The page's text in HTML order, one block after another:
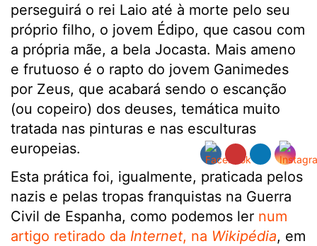
perseguirá o rei Laio até à morte pelo seu
próprio filho, o jovem Édipo, que casou com
a própria mãe, a bela Jocasta. Mais ameno
e frutuoso é o rapto do jovem Ganimedes
por Zeus, que acabará sendo o escanção
(ou copeiro) dos deuses, temática muito
tratada nas pinturas e nas esculturas
europeias.
Esta prática foi, igualmente, praticada pelos
nazis e pelas tropas franquistas na Guerra
Civil de Espanha, como podemos ler num
artigo retirado da Internet, na Wikipédia, em